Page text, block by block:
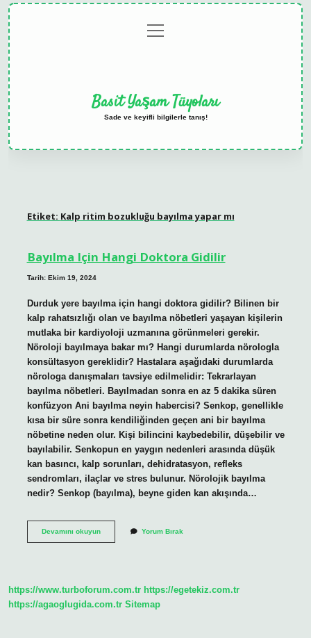
menüyü
aç
Basit Yaşam Tüyoları
Sade ve keyifli bilgilerle tanış!
Etiket: Kalp ritim bozukluğu bayılma yapar mı
Bayılma Için Hangi Doktora Gidilir
Tarih: Ekim 19, 2024
Durduk yere bayılma için hangi doktora gidilir? Bilinen bir
kalp rahatsızlığı olan ve bayılma nöbetleri yaşayan kişilerin
mutlaka bir kardiyoloji uzmanına görünmeleri gerekir.
Nöroloji bayılmaya bakar mı? Hangi durumlarda nörologla
konsültasyon gereklidir? Hastalara aşağıdaki durumlarda
nörologa danışmaları tavsiye edilmelidir: Tekrarlayan
bayılma nöbetleri. Bayılmadan sonra en az 5 dakika süren
konfüzyon Ani bayılma neyin habercisi? Senkop, genellikle
kısa bir süre sonra kendiliğinden geçen ani bir bayılma
nöbetine neden olur. Kişi bilincini kaybedebilir, düşebilir ve
bayılabilir. Senkopun en yaygın nedenleri arasında düşük
kan basıncı, kalp sorunları, dehidratasyon, refleks
sendromları, ilaçlar ve stres bulunur. Nörolojik bayılma
nedir? Senkop (bayılma), beyne giden kan akışında…
Devamını okuyunBayılma
Yorum Bırak
https://www.turboforum.com.tr https://egetekiz.com.tr
https://agaoglugida.com.tr Sitemap